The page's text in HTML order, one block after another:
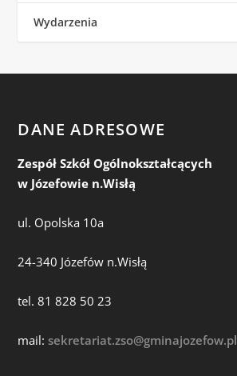
Wydarzenia
DANE ADRESOWE
Zespół Szkół Ogólnokształcących
w Józefowie n.Wisłą
ul. Opolska 10a
24-340 Józefów n.Wisłą
tel. 81 828 50 23
mail:sekretariat.zso@gminajozefow.pl